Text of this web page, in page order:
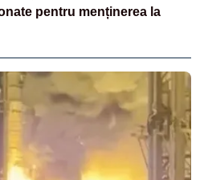
pentru menținerea la